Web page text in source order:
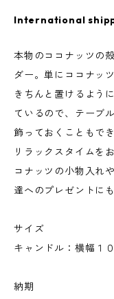
International
本物のココナッツの
ダー。単にココナッ
きちんと置けるよう
ているので、テーブ
飾っておくこともで
リラックスタイムを
コナッツの小物入れ
達へのプレゼントに
サイズ
キャンドル：横幅１
納期